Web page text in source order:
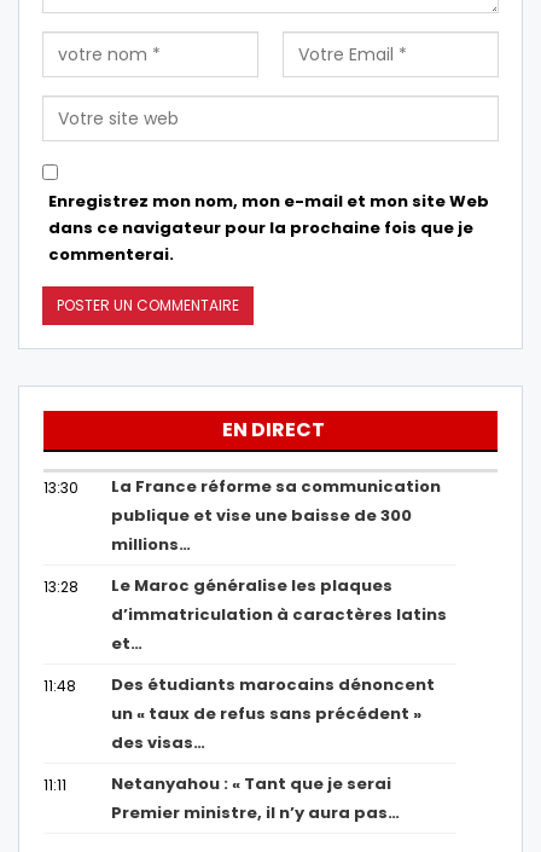
Enregistrez mon nom, mon e-mail et mon site Web
dans ce navigateur pour la prochaine fois que je
commenterai.
EN DIRECT
13:30
La France réforme sa communication
publique et vise une baisse de 300
millions…
13:28
Le Maroc généralise les plaques
d’immatriculation à caractères latins
et…
11:48
Des étudiants marocains dénoncent
un « taux de refus sans précédent »
des visas…
11:11
Netanyahou : « Tant que je serai
Premier ministre, il n’y aura pas…